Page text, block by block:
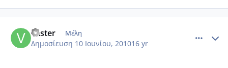
vaster Μέλη
Δημοσίευση 10 Ιουνίου, 201016 yr